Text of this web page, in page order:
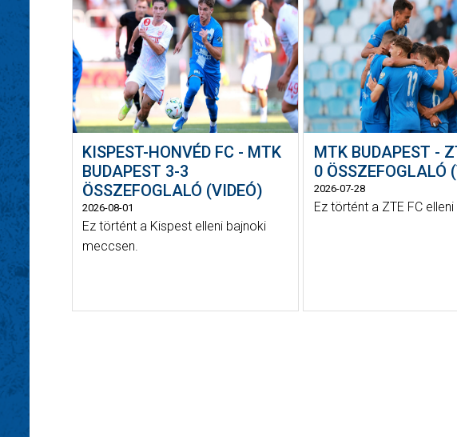
KISPEST-HONVÉD FC - MTK
BUDAPEST 3-3
ÖSSZEFOGLALÓ (VIDEÓ)
2026-08-01
Ez történt a Kispest elleni bajnoki
meccsen.
MTK BUDAPEST -
0 ÖSSZEFOGLALÓ
2026-07-28
Ez történt a ZTE FC